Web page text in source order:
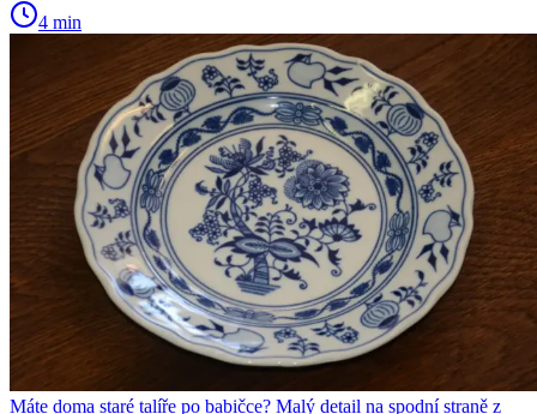
4 min
Máte doma staré talíře po babičce? Malý detail na spodní straně z